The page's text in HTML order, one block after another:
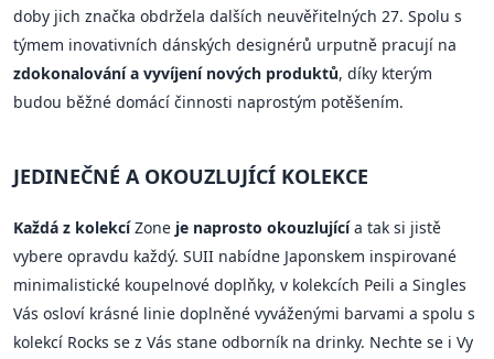
doby jich značka obdržela dalších neuvěřitelných 27. Spolu s
týmem inovativních dánských designérů urputně pracují na
zdokonalování a vyvíjení nových produktů, díky kterým
budou běžné domácí činnosti naprostým potěšením.
JEDINEČNÉ A OKOUZLUJÍCÍ KOLEKCE
Každá z kolekcíZone je naprosto okouzlujícía tak si jistě
vybere opravdu každý. SUII nabídne Japonskem inspirované
minimalistické koupelnové doplňky, v kolekcích Peili a Singles
Vás osloví krásné linie doplněné vyváženými barvami a spolu s
kolekcí Rocks se z Vás stane odborník na drinky. Nechte se i Vy